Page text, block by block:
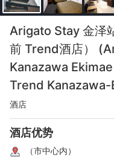
Arigato Stay 金泽
前 Trend酒店）
Kanazawa
Trend Kanazawa-
酒店
酒店优势
（市中心内）